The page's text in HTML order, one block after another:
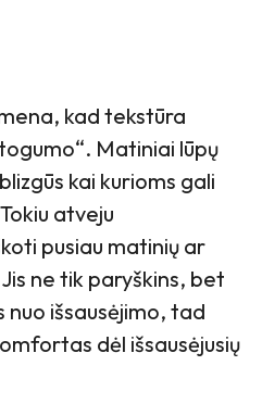
kad tekstūra
Matiniai lūpų
kai kurioms gali
atveju
pusiau matinių ar
ne tik paryškins, bet
nuo išsausėjimo, tad
dėl išsausėjusių